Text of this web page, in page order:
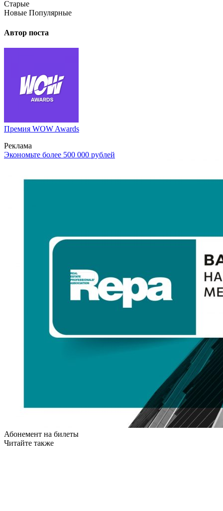
Старые
Новые Популярные
Автор поста
Премия WOW Awards
Реклама
Экономьте более 500 000 рублей
Абонемент на билеты
Читайте также